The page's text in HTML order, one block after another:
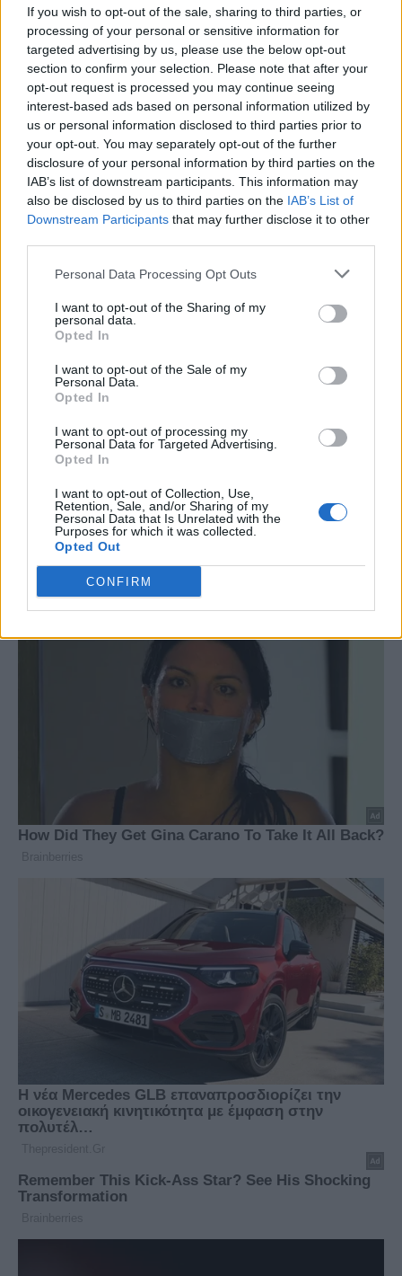
If you wish to opt-out of the sale, sharing to third parties, or
processing of your personal or sensitive information for
targeted advertising by us, please use the below opt-out
section to confirm your selection. Please note that after your
opt-out request is processed you may continue seeing
interest-based ads based on personal information utilized by
us or personal information disclosed to third parties prior to
your opt-out. You may separately opt-out of the further
disclosure of your personal information by third parties on the
IAB’s list of downstream participants. This information may
also be disclosed by us to third parties on the IAB’s List of
Downstream Participants that may further disclose it to other
Personal Data Processing Opt Outs
I want to opt-out of the Sharing of my
personal data.
Opted In
I want to opt-out of the Sale of my
Personal Data.
Opted In
I want to opt-out of processing my
Personal Data for Targeted Advertising.
Opted In
I want to opt-out of Collection, Use,
Retention, Sale, and/or Sharing of my
Personal Data that Is Unrelated with the
Purposes for which it was collected.
Opted Out
CONFIRM